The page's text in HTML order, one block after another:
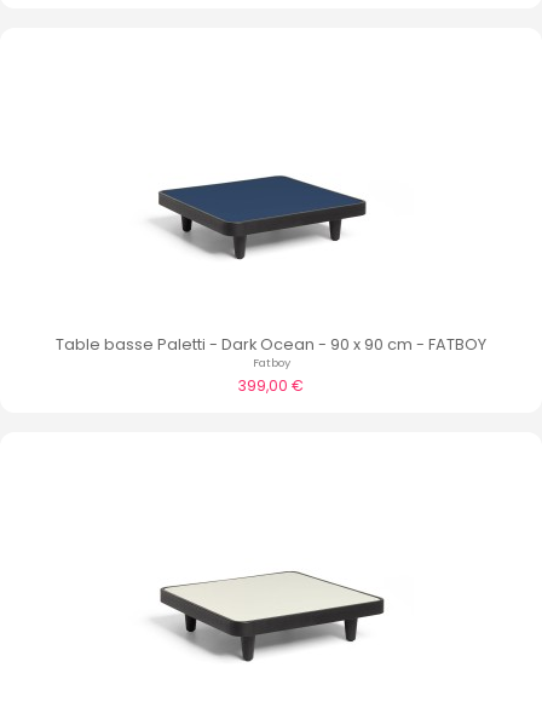
Table basse Paletti - Dark Ocean - 90 x 90 cm - FATBOY
Fatboy
399,00 €